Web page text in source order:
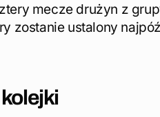
mecze drużyn z
zostanie ustalony